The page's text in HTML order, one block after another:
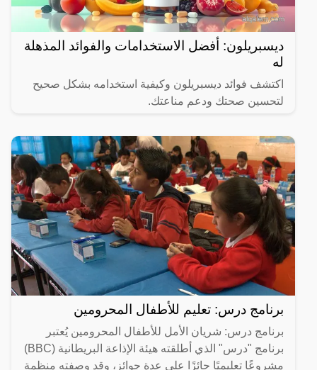
ديسبريلون: أفضل الاستخدامات والفوائد المذهلة
له
اكتشف فوائد ديسبريلون وكيفية استخدامه بشكل صحيح
لتحسين صحتك ودعم مناعتك.
برنامج درس: تعليم للأطفال المحرومين
برنامج درس: شريان الأمل للأطفال المحرومين يُعتبر
برنامج "درس" الذي أطلقته هيئة الإذاعة البريطانية (BBC)
مشروعًا تعليميًا حائزًا على عدة جوائز، وقد وصفته منظمة